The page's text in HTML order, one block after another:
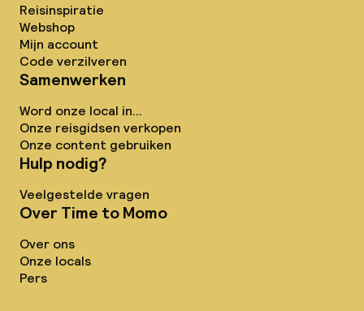
Reisinspiratie
Webshop
Mijn account
Code verzilveren
Samenwerken
Word onze local in...
Onze reisgidsen verkopen
Onze content gebruiken
Hulp nodig?
Veelgestelde vragen
Over Time to Momo
Over ons
Onze locals
Pers